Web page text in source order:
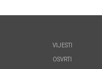
VIJESTI
OSVRTI